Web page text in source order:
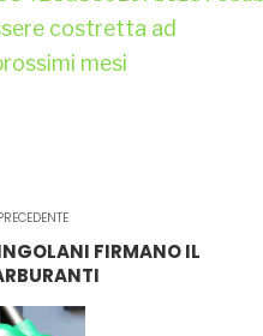
costretta ad
mesi
FIRMANO IL